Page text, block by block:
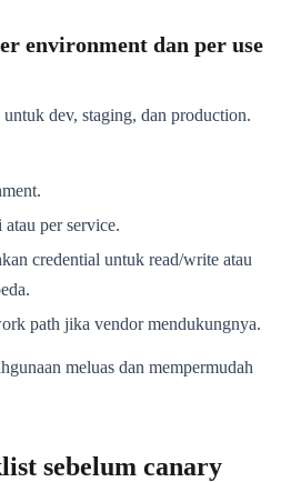
environment dan per use
dev, staging, dan production.
per service.
credential untuk read/write atau
path jika vendor mendukungnya.
meluas dan mempermudah
sebelum canary